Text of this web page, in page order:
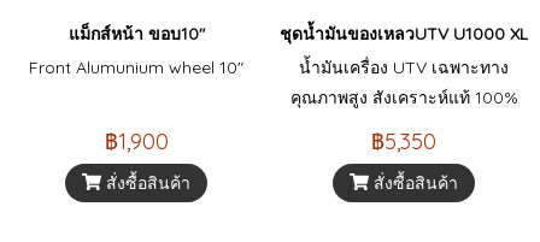
แม็กส์หน้า ขอบ10"
Front Alumunium wheel 10"
฿1,900
สั่งซื้อสินค้า
ชุดน้ำมันของเหลวUTV U1000 XL
น้ำมันเครื่อง UTV เฉพาะทาง
คุณภาพสูง สังเคราะห์แท้ 100%
จาก AMSOIL ปกป้องเครื่องยนต์
เต็มพิกัด ลุยได้ทุกสภาพทาง สั่งซื้อ
น้ำมันเครื่องรถ ATV ราคาพิเศษ
฿5,350
สั่งซื้อสินค้า